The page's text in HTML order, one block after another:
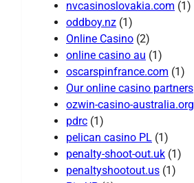
nvcasinoslovakia.com (1)
oddboy.nz (1)
Online Casino (2)
online casino au (1)
oscarspinfrance.com (1)
Our online casino partners
ozwin-casino-australia.org
pdrc (1)
pelican casino PL (1)
penalty-shoot-out.uk (1)
penaltyshootout.us (1)